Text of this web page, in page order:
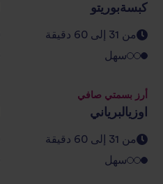
كبسةبوريتو
من 31 إلى 60 دقيقة
سهل
أرز بسمتي صافي
اوزيالبرياني
من 31 إلى 60 دقيقة
سهل